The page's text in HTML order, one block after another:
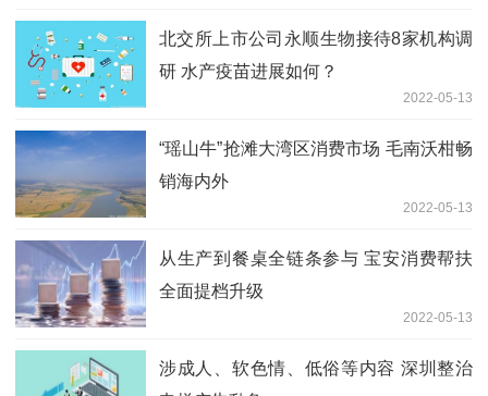
北交所上市公司永顺生物接待8家机构调
研 水产疫苗进展如何？
2022-05-13
“瑶山牛”抢滩大湾区消费市场 毛南沃柑畅
销海内外
2022-05-13
从生产到餐桌全链条参与 宝安消费帮扶
全面提档升级
2022-05-13
涉成人、软色情、低俗等内容 深圳整治